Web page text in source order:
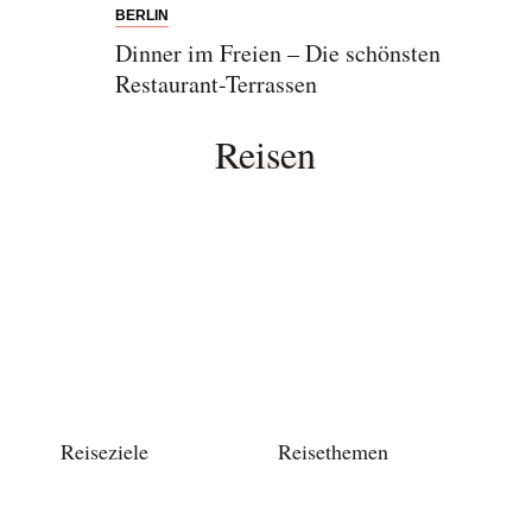
BERLIN
Dinner im Freien – Die schönsten
Restaurant-Terrassen
Reisen
Reiseziele Reisethemen